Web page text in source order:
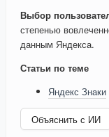
Выбор
степенью
данным Яндекса.
Статьи по теме
Яндекс Знаки
Объяснить с ИИ